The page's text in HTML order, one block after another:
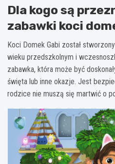
Dla kogo są
zabawki koci
Koci Domek Gabi został
wieku przedszkolnym i
zabawka, która może być
święta lub inne okazje. Jest
rodzice nie muszą się martwić o